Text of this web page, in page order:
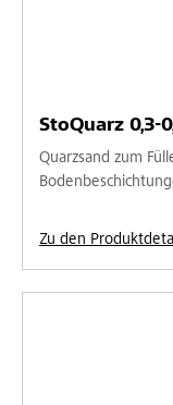
StoQuarz 0,3-
Quarzsand zum
Zu den